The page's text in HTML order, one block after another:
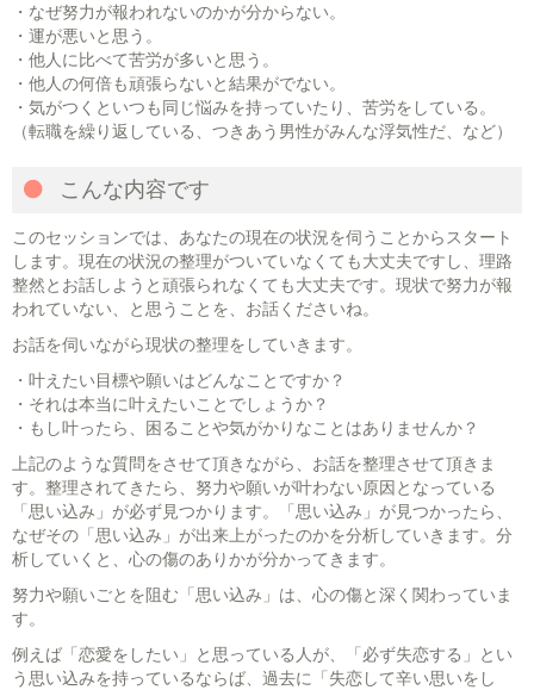
・なぜ努力が報われないのかが分からない。
・運が悪いと思う。
・他人に比べて苦労が多いと思う。
・他人の何倍も頑張らないと結果がでない。
・気がつくといつも同じ悩みを持っていたり、苦労をしている。
（転職を繰り返している、つきあう男性がみんな浮気性だ、など）
こんな内容です
このセッションでは、あなたの現在の状況を伺うことからスタート
します。現在の状況の整理がついていなくても大丈夫ですし、理路
整然とお話しようと頑張られなくても大丈夫です。現状で努力が報
われていない、と思うことを、お話くださいね。
お話を伺いながら現状の整理をしていきます。
・叶えたい目標や願いはどんなことですか？
・それは本当に叶えたいことでしょうか？
・もし叶ったら、困ることや気がかりなことはありませんか？
上記のような質問をさせて頂きながら、お話を整理させて頂きま
す。整理されてきたら、努力や願いが叶わない原因となっている
「思い込み」が必ず見つかります。「思い込み」が見つかったら、
なぜその「思い込み」が出来上がったのかを分析していきます。分
析していくと、心の傷のありかが分かってきます。
努力や願いごとを阻む「思い込み」は、心の傷と深く関わっていま
す。
例えば「恋愛をしたい」と思っている人が、「必ず失恋する」とい
う思い込みを持っているならば、過去に「失恋して辛い思いをし